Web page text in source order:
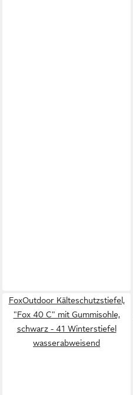
FoxOutdoor Kälteschutzstiefel,
"Fox 40 C" mit Gummisohle,
schwarz - 41 Winterstiefel
wasserabweisend